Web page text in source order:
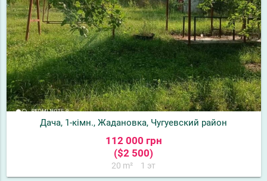
Дача, 1-кімн., Жадановка, Чугуевский район
112 000 грн
($2 500)
20 m² 1 эт